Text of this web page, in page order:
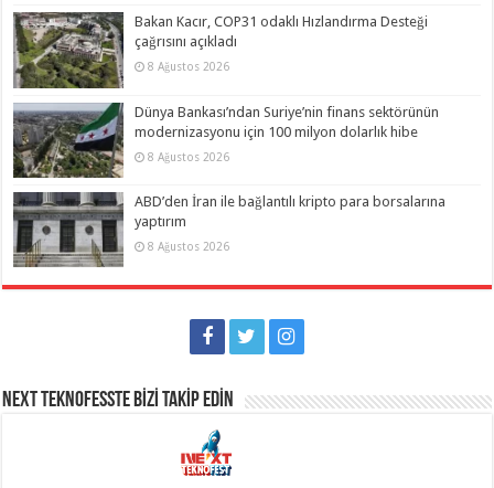
Bakan Kacır, COP31 odaklı Hızlandırma Desteği
çağrısını açıkladı
8 Ağustos 2026
Dünya Bankası’ndan Suriye’nin finans sektörünün
modernizasyonu için 100 milyon dolarlık hibe
8 Ağustos 2026
ABD’den İran ile bağlantılı kripto para borsalarına
yaptırım
8 Ağustos 2026
NEXT TEKNOFESSTE BİZİ TAKİP EDİN